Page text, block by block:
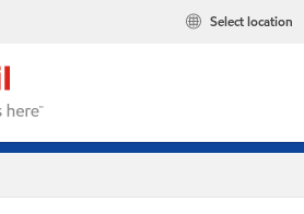
Select location